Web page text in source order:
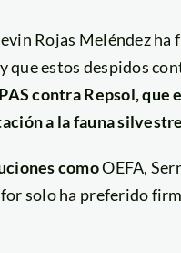
Rojas Meléndez ha
que estos despidos
contra Repsol, que
a la fauna
comoOEFA,
solo ha preferido